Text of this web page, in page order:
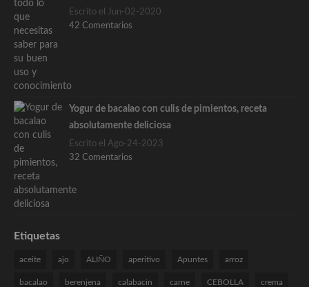
Escrito el Jun-02-2020
42 Comentarios
Yogur de bacalao con culis de pimientos, receta
absolutamente deliciosa
Escrito el Ago-24-2023
32 Comentarios
Etiquetas
aceite ajo ALIÑO aperitivo Apuntes arroz
bacalao berenjena calabacin carne CEBOLLA crema